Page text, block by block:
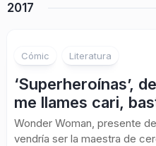
2017
Cómic Literatura
‘Superheroínas’,
me llames cari,
Wonder Woman, presente
vendría ser la maestra de